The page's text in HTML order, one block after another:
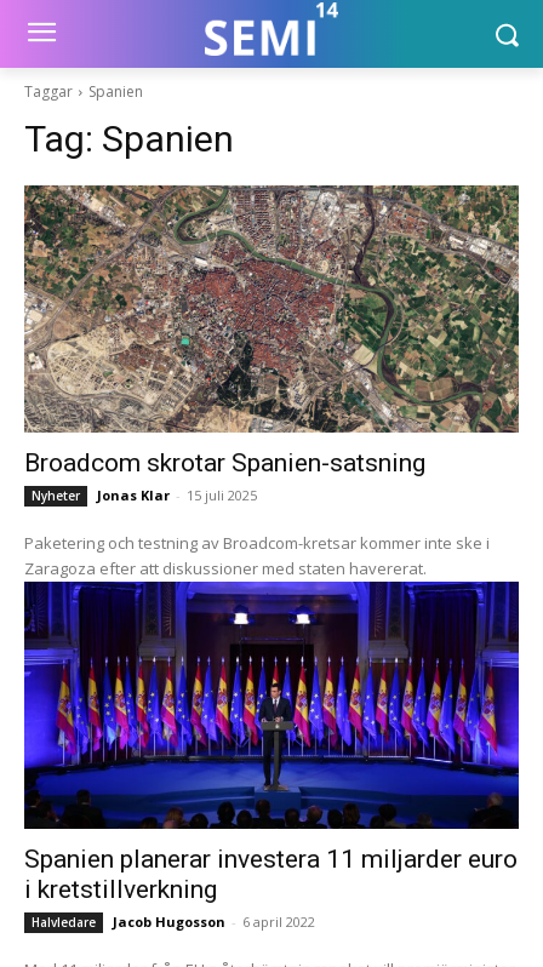
Taggar Spanien
Tag: Spanien
Broadcom skrotar Spanien-satsning
Nyheter Jonas Klar - 15 juli 2025
Paketering och testning av Broadcom-kretsar kommer inte ske i
Zaragoza efter att diskussioner med staten havererat.
Spanien planerar investera 11 miljarder euro
i kretstillverkning
Halvledare Jacob Hugosson - 6 april 2022